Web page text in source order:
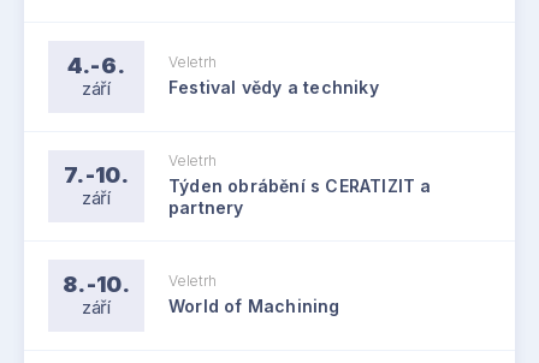
4.-6.
září
Veletrh
Festival vědy a techniky
7.-10.
září
Veletrh
Týden obrábění s CERATIZIT a
partnery
8.-10.
září
Veletrh
World of Machining